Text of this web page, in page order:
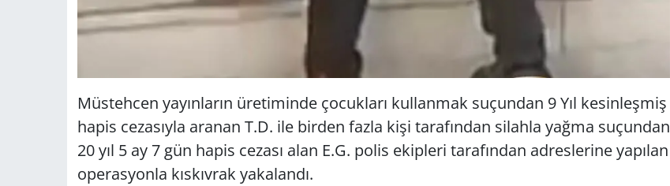
Müstehcen yayınların üretiminde çocukları kullanmak suçundan 9 Yıl kesinleşmiş
hapis cezasıyla aranan T.D. ile birden fazla kişi tarafından silahla yağma suçundan
20 yıl 5 ay 7 gün hapis cezası alan E.G. polis ekipleri tarafından adreslerine yapılan
operasyonla kıskıvrak yakalandı.